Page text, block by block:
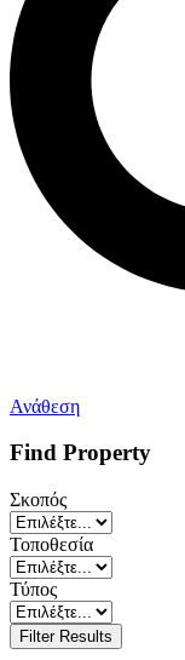
Ανάθεση
Find Property
Σκοπός
Τοποθεσία
Τύπος
Filter Results